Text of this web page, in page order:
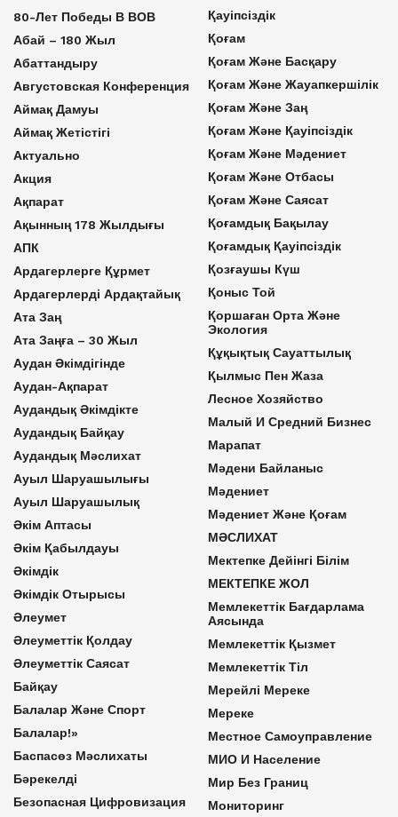
80-Лет Победы В ВОВ
Абай – 180 Жыл
Абаттандыру
Августовская Конференция
Аймақ Дамуы
Аймақ Жетістігі
Актуально
Акция
Ақпарат
Ақынның 178 Жылдығы
АПК
Ардагерлерге Құрмет
Ардагерлерді Ардақтайық
Ата Заң
Ата Заңға – 30 Жыл
Аудан Әкімдігінде
Аудан-Ақпарат
Аудандық Әкімдікте
Аудандық Байқау
Аудандық Мәслихат
Ауыл Шаруашылығы
Ауыл Шаруашылық
Әкім Аптасы
Әкім Қабылдауы
Әкімдік
Әкімдік Отырысы
Әлеумет
Әлеуметтік Қолдау
Әлеуметтік Саясат
Байқау
Балалар Және Спорт
Балалар!»
Баспасөз Мәслихаты
Бәрекелді
Безопасная Цифровизация
Қауіпсіздік
Қоғам
Қоғам Және Басқару
Қоғам Және Жауапкершілік
Қоғам Және Заң
Қоғам Және Қауіпсіздік
Қоғам Және Мәдениет
Қоғам Және Отбасы
Қоғам Және Саясат
Қоғамдық Бақылау
Қоғамдық Қауіпсіздік
Қозғаушы Күш
Қоныс Той
Қоршаған Орта Және
Экология
Құқықтық Сауаттылық
Қылмыс Пен Жаза
Лесное Хозяйство
Малый И Средний Бизнес
Марапат
Мәдени Байланыс
Мәдениет
Мәдениет Және Қоғам
МӘСЛИХАТ
Мектепке Дейінгі Білім
МЕКТЕПКЕ ЖОЛ
Мемлекеттік Бағдарлама
Аясында
Мемлекеттік Қызмет
Мемлекеттік Тіл
Мерейлі Мереке
Мереке
Местное Самоуправление
МИО И Население
Мир Без Границ
Мониторинг